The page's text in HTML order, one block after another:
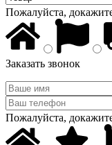
Пожалуйста,
Заказать звонок
Пожалуйста,